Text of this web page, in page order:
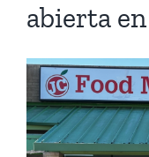
abierta